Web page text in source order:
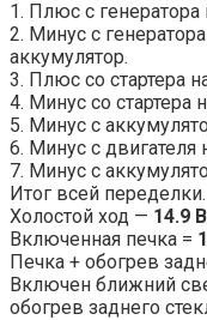
1. Плюс с
2. Минус с
аккумулятор.
3. Плюс со стартера
4. Минус со стартера
5. Минус с
6. Минус с двигателя
7. Минус с
Итог всей переделки.
Холостой ход — 14.9 В
Включенная печка =
Печка + обогрев
Включен ближний
обогрев заднего